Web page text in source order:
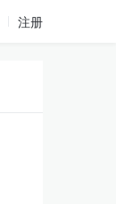
注册